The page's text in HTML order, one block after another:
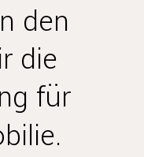
den
die
für